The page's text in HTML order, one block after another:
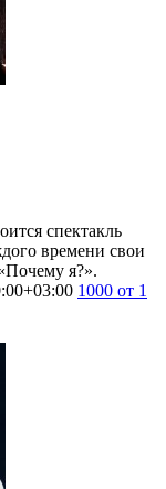
спектакль
времени свои
я?».
1000 от 1